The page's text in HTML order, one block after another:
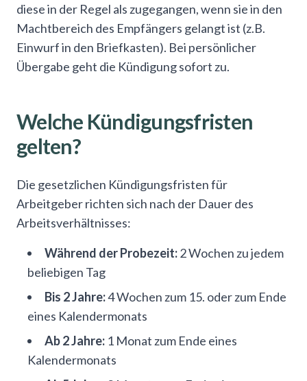
diese in der Regel als zugegangen, wenn sie in den
Machtbereich des Empfängers gelangt ist (z.B.
Einwurf in den Briefkasten). Bei persönlicher
Übergabe geht die Kündigung sofort zu.
Welche Kündigungsfristen
gelten?
Die gesetzlichen Kündigungsfristen für
Arbeitgeber richten sich nach der Dauer des
Arbeitsverhältnisses:
Während der Probezeit:2 Wochen zu jedem
beliebigen Tag
Bis 2 Jahre:4 Wochen zum 15. oder zum Ende
eines Kalendermonats
Ab 2 Jahre: 1 Monat zum Ende eines
Kalendermonats